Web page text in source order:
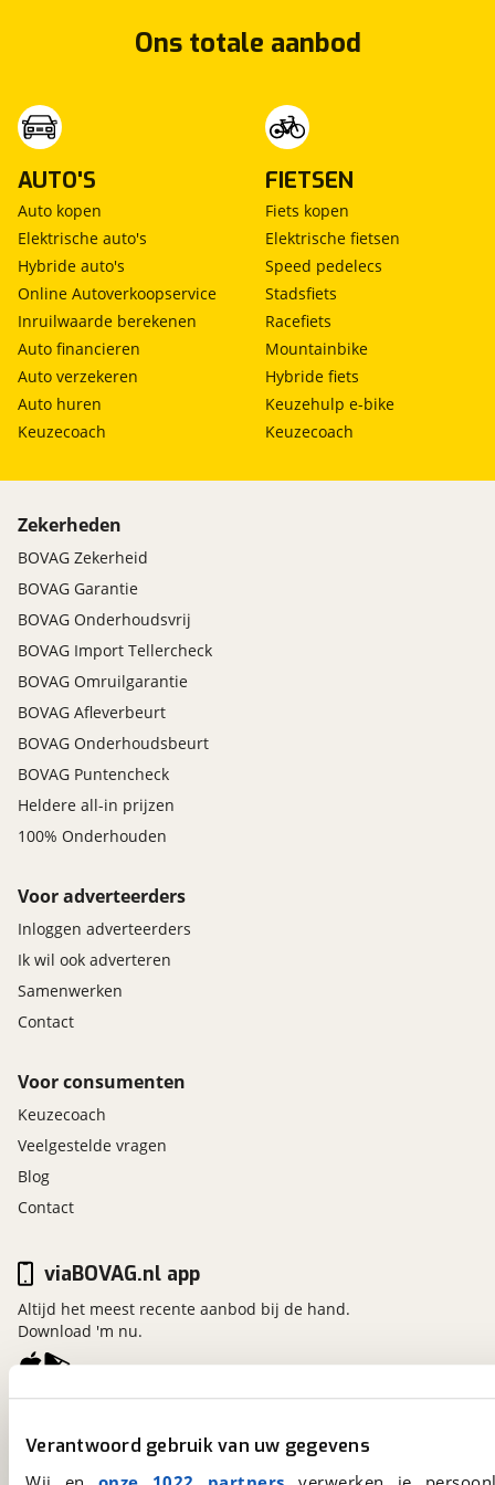
Verantwoord gebruik van uw gegevens
Airbag passagier
Alarm klasse 1(startblokkering)
Bandenspanningscontrolesysteem
bots waarschuwing systeem
Hill hold functie
Verkeersbord detectie
Vermoeidheids herkenning
aanbieder te brengen. Lees hier meer over in
privacyverklaring
Ja, ik wil graag de nieuwsbrief
Verstuur mijn vraag
viaBOVAG.nl verwerkt je persoonsgegevens
om je aanvraag zo goed mogelijk bij de
aanbieder te brengen. Lees hier meer over in
privacyverklaring .
Ons totale aanbod
AUTO'S
Auto kopen
Elektrische auto's
Hybride auto's
Online Autoverkoopservice
Inruilwaarde berekenen
Auto financieren
Auto verzekeren
Auto huren
Keuzecoach
FIETSEN
Fiets kopen
Elektrische fietsen
Speed pedelecs
Stadsfiets
Racefiets
Mountainbike
Hybride fiets
Keuzehulp e-bike
Keuzecoach
Zekerheden
BOVAG Zekerheid
BOVAG Garantie
BOVAG Onderhoudsvrij
BOVAG Import Tellercheck
BOVAG Omruilgarantie
BOVAG Afleverbeurt
BOVAG Onderhoudsbeurt
BOVAG Puntencheck
Heldere all-in prijzen
100% Onderhouden
Voor adverteerders
Inloggen adverteerders
Ik wil ook adverteren
Samenwerken
Contact
Voor consumenten
Keuzecoach
Veelgestelde vragen
Blog
Contact
Kosterijland 15
viaBOVAG.nl app
Altijd het meest recente aanbod bij de hand.
Download 'm nu.